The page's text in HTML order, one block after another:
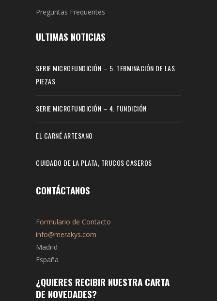
Preguntas Frequentes
ULTIMAS NOTICIAS
SERIE MICROFUNDICIÓN – 5. TERMINACIÓN DE LAS
PIEZAS
SERIE MICROFUNDICIÓN – 4. FUNDICIÓN
EL CARNÉ ARTESANO
CUIDADO DE LA PLATA, TRUCOS CASEROS
CONTÁCTANOS
Formulario de Contacto
info@merakys.com
Madrid
España
¿QUIERES RECIBIR NUESTRA CARTA
DE NOVEDADES?